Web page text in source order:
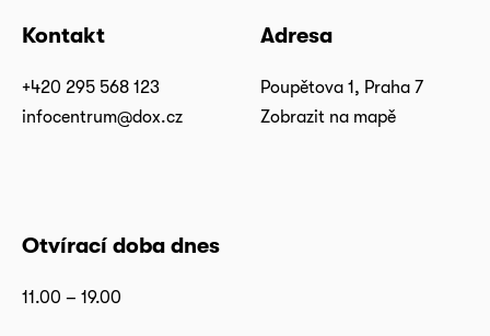
Kontakt
+420 295 568 123
infocentrum@dox.cz
Adresa
Poupětova 1, Praha 7
Zobrazit na mapě
Otvírací doba dnes
11.00 – 19.00